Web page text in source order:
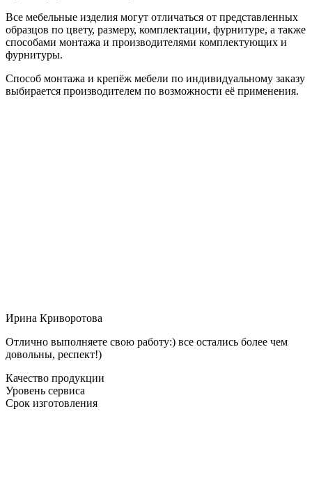
Все мебельные изделия могут отличаться от представленных
образцов по цвету, размеру, комплектации, фурнитуре, а также
способами монтажа и производителями комплектующих и
фурнитуры.
Способ монтажа и крепёж мебели по индивидуальному заказу
выбирается производителем по возможности её применения.
Ирина Криворотова
Отлично выполняете свою работу:) все остались более чем
довольны, респект!)
Качество продукции
Уровень сервиса
Срок изготовления